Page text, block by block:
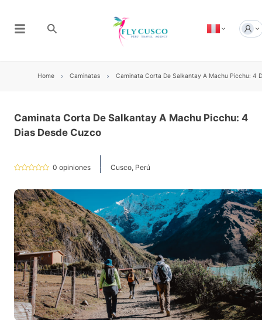
Home Caminatas Caminata Corta De Salkantay A Machu Picchu: 4
Caminata Corta De Salkantay A Machu Picchu: 4
Dias Desde Cuzco
0 opiniones Cusco, Perú